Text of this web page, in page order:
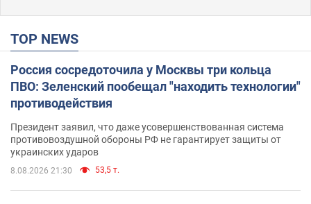
TOP NEWS
Россия сосредоточила у Москвы три кольца
ПВО: Зеленский пообещал "находить технологии"
противодействия
Президент заявил, что даже усовершенствованная система
противовоздушной обороны РФ не гарантирует защиты от
украинских ударов
8.08.2026 21:30 53,5 т.